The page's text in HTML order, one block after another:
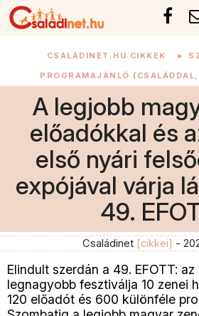
CSALÁDINET.HU CIKKEK ►
PROGRAMAJÁNLÓ
A legjobb
előadókkal és
első nyári
expójával várja
49.
Családinet [cikkei] -
Elindult szerdán a 49. EFOTT:
legnagyobb fesztiválja 10 zenei
120 előadót és 600 különféle